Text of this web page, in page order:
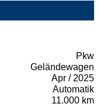
Pkw
Geländewagen
Apr / 2025
Automatik
11.000 km